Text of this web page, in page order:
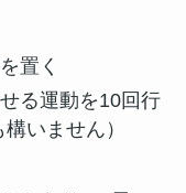
置く
る運動を10回行
いません）